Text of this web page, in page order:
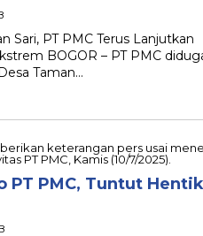
Sari, PT PMC Terus Lanjutkan
BOGOR – PT PMC
Taman…
PT PMC, Tuntut